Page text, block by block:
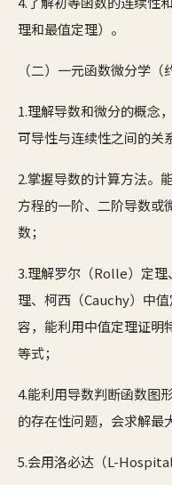
理和最值定理）。
（二）一元函数微分学（
1.理解导数和微分的概念
可导性与连续性之间的关
2.掌握导数的计算方法。
方程的一阶、二阶导数或
数；
3.理解罗尔（Rolle）定
理、柯西（Cauchy）中
容，能利用中值定理证明
等式；
4.能利用导数判断函数图
的存在性问题，会求解最
5.会用洛必达（L-Hospital